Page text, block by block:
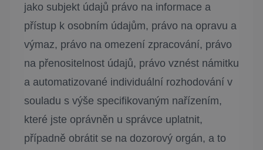
jako subjekt údajů právo na informace a
přístup k osobním údajům, právo na opravu a
výmaz, právo na omezení zpracování, právo
na přenositelnost údajů, právo vznést námitku
a automatizované individuální rozhodování v
souladu s výše specifikovaným nařízením,
které jste oprávněn u správce uplatnit,
případně obrátit se na dozorový orgán, a to